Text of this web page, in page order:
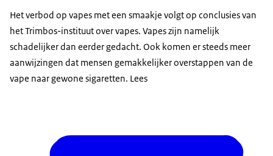
Het verbod op vapes met een smaakje volgt op conclusies van
het Trimbos-instituut over vapes. Vapes zijn namelijk
schadelijker dan eerder gedacht. Ook komen er steeds meer
aanwijzingen dat mensen gemakkelijker overstappen van de
vape naar gewone sigaretten. Lees